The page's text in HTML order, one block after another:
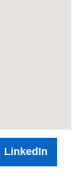
LinkedIn